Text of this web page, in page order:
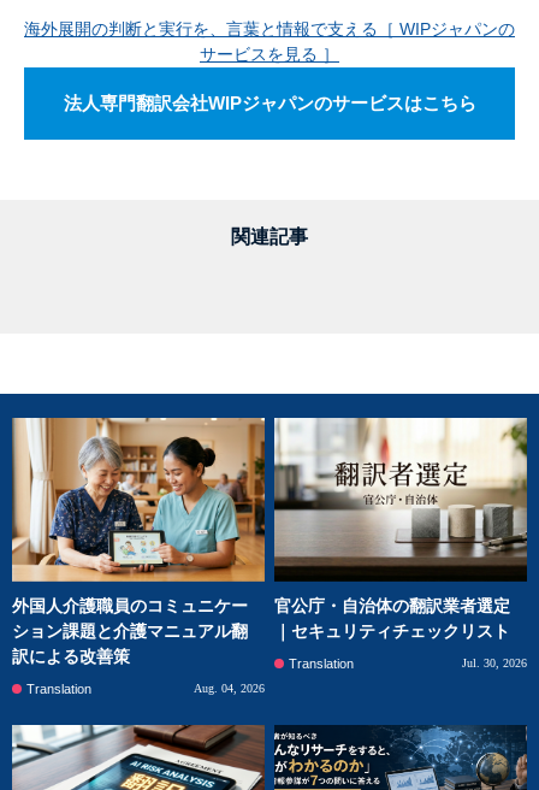
海外展開の判断と実行を、言葉と情報で支える［ WIPジャパンの
サービスを見る ］
法人専門翻訳会社WIPジャパンのサービスはこちら
関連記事
外国人介護職員のコミュニケー
ション課題と介護マニュアル翻
訳による改善策
Translation Aug. 04, 2026
官公庁・自治体の翻訳業者選定
｜セキュリティチェックリスト
Translation Jul. 30, 2026